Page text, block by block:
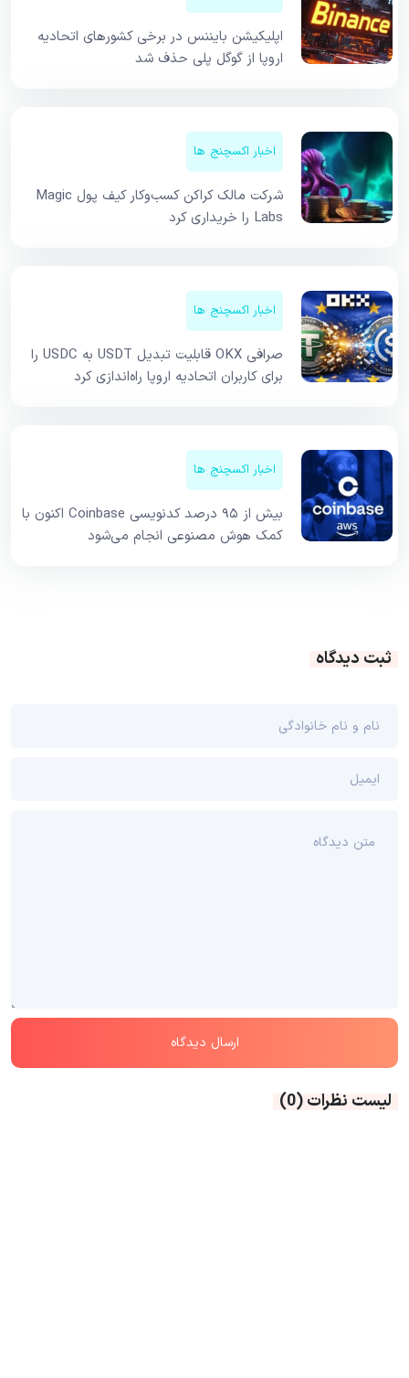
اپلیکیشن بایننس در برخی کشورهای اتحادیه
اروپا از گوگل پلی حذف شد
اخبار اکسچنج ها
شرکت مالک کراکن کسب‌وکار کیف پول Magic
Labs را خریداری کرد
اخبار اکسچنج ها
صرافی OKX قابلیت تبدیل USDT به USDC را
برای کاربران اتحادیه اروپا راه‌اندازی کرد
اخبار اکسچنج ها
بیش از ۹۵ درصد کدنویسی Coinbase اکنون با
کمک هوش مصنوعی انجام می‌شود
ثبت دیدگاه
لیست نظرات(0)